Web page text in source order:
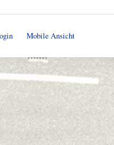
Mobile Ansicht